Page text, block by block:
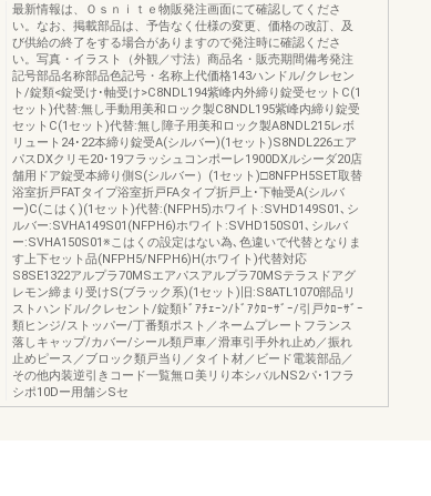
最新情報は、Ｏｓｎｉｔｅ物販発注画面にて確認してくださ
い。なお、掲載部品は、予告なく仕様の変更、価格の改訂、及
び供給の終了をする場合がありますので発注時に確認くださ
い。写真・イラスト（外観／寸法）商品名・販売期間備考発注
記号部品名称部品色記号・名称上代価格143ハンドル/クレセン
ト/錠類<錠受け･軸受け>C8NDL194紫峰内外締り錠受セットC(1
セット)代替:無し手動用美和ロック製C8NDL195紫峰内締り錠受
セットC(1セット)代替:無し障子用美和ロック製A8NDL215レボ
リュート24･22本締り錠受A(シルバー)(1セット)S8NDL226エア
パスDXクリモ20･19フラッシュコンポーレ1900DXルシーダ20店
舗用ドア錠受本締り側S(シルバー）(1セット)□8NFPH5SET取替
浴室折戸FATタイプ浴室折戸FAタイプ折戸上･下軸受A(シルバ
ー)C(こはく)(1セット)代替:(NFPH5)ホワイト:SVHD149S01､シ
ルバー:SVHA149S01(NFPH6)ホワイト:SVHD150S01､シルバ
ー:SVHA150S01※こはくの設定はない為､色違いで代替となりま
す上下セット品(NFPH5/NFPH6)H(ホワイト)代替対応
S8SE1322アルプラ70MSエアパスアルプラ70MSテラスドアグ
レモン締まり受けS(ブラック系)(1セット)旧:S8ATL1070部品リ
ストハンドル/クレセント/錠類ﾄﾞｱﾁｪｰﾝ/ﾄﾞｱｸﾛｰｻﾞｰ/引戸ｸﾛｰｻﾞｰ
類ヒンジ/ストッパー/丁番類ポスト／ネームプレートフランス
落しキャップ/カバー/シール類戸車／滑車引手外れ止め／振れ
止めピース／ブロック類戸当り／タイト材／ビード電装部品／
その他内装逆引きコード一覧無ロ美リり本シバルNS2パ･1フラ
シポ10Dー用舗シSセ